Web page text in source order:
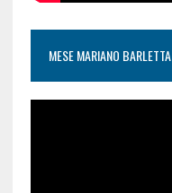
MESE MARIANO BARLETTA